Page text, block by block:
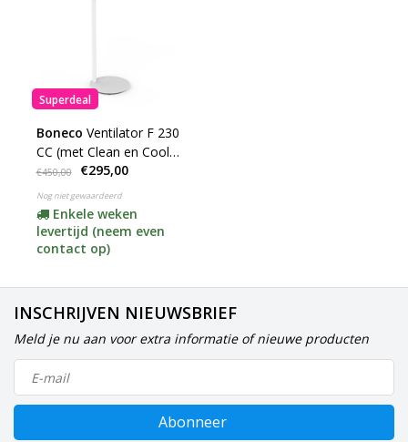
Superdeal
Boneco Ventilator F 230
CC (met Clean en Cool
Filter)
€450,00 €295,00
Nog niet gewaardeerd
Enkele weken
levertijd (neem even
contact op)
INSCHRIJVEN NIEUWSBRIEF
Meld je nu aan voor extra informatie of nieuwe producten
Abonneer